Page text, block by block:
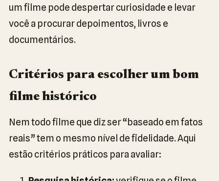
um filme pode despertar curiosidade e levar
você a procurar depoimentos, livros e
documentários.
Critérios para escolher um bom
filme histórico
Nem todo filme que diz ser “baseado em fatos
reais” tem o mesmo nível de fidelidade. Aqui
estão critérios práticos para avaliar: